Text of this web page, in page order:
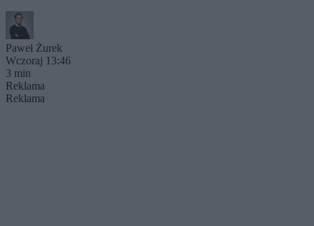
Paweł Żurek
Wczoraj 13:46
3 min
Reklama
Reklama